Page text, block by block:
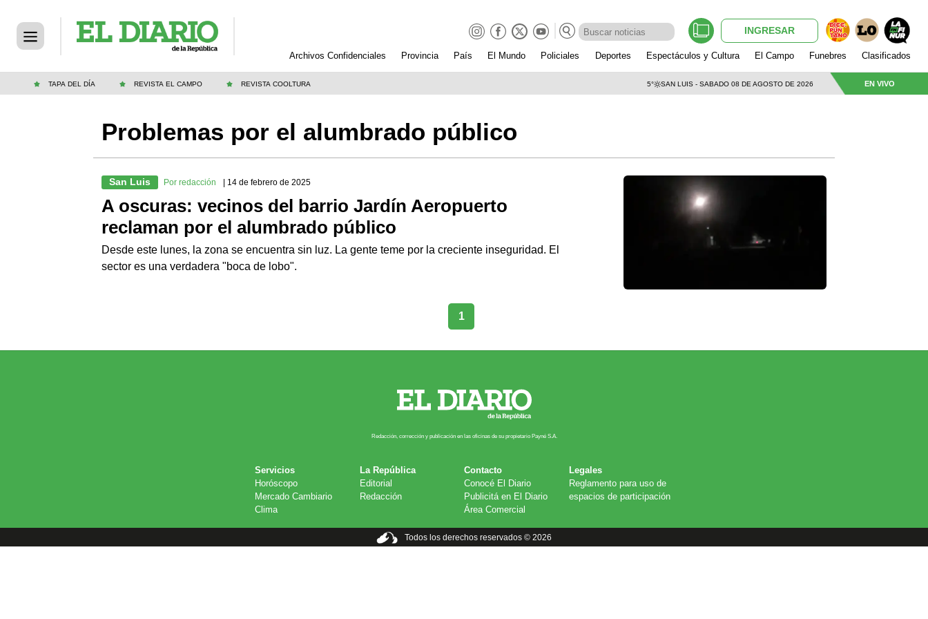
INGRESAR
Archivos Confidenciales Provincia País El Mundo Policiales Deportes Espectáculos y Cultura El Campo Funebres Clasificados
TAPA DEL DÍA REVISTA EL CAMPO REVISTA COOLTURA 5° SAN LUIS - SABADO 08 DE AGOSTO DE 2026 EN VIVO
Problemas por el alumbrado público
San Luis Por redacción | 14 de febrero de 2025
A oscuras: vecinos del barrio Jardín Aeropuerto
reclaman por el alumbrado público
Desde este lunes, la zona se encuentra sin luz. La gente teme por la creciente inseguridad. El
sector es una verdadera "boca de lobo".
1
Redacción, corrección y publicación en las oficinas de su propietario Payn​é S.A.
Servicios
Horóscopo
Mercado Cambiario
Clima
La República
Editorial
Redacción
Contacto
Conocé El Diario
Publicitá en El Diario
Área Comercial
Legales
Reglamento para uso de
espacios de participación
Todos los derechos reservados © 2026